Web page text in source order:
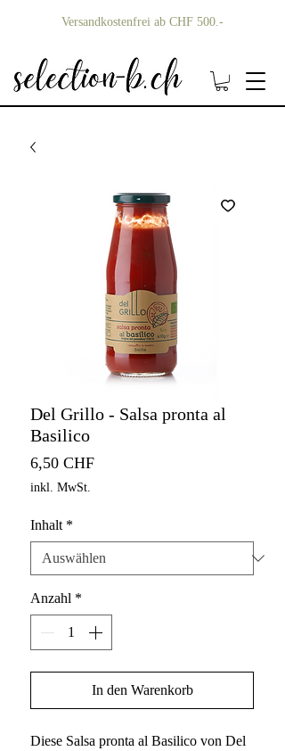
Versandkostenfrei ab CHF 500.-
Del Grillo - Salsa pronta al
Basilico
6,50 CHFPreis
inkl. MwSt.
Inhalt *
Anzahl *
In den Warenkorb
Diese Salsa pronta al Basilico von Del